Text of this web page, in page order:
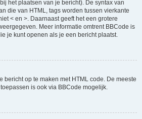
het plaatsen van je bericht). De syntax van
die van HTML, tags worden tussen vierkante
< en >. Daarnaast geeft het een grotere
Meer informatie omtrent BBCode is
je kunt openen als je een bericht plaatst.
bericht op te maken met HTML code. De meeste
is ook via BBCode mogelijk.